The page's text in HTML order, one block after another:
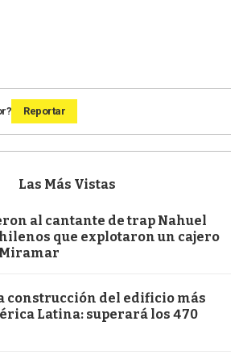
Reportar
Las Más Vistas
al cantante de trap Nahuel
que explotaron un cajero
construcción del edificio más
Latina: superará los 470